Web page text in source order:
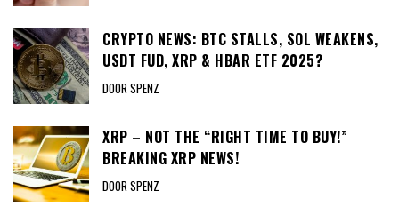
CRYPTO NEWS: BTC STALLS, SOL WEAKENS,
USDT FUD, XRP & HBAR ETF 2025?
DOOR SPENZ
XRP – NOT THE “RIGHT TIME TO BUY!”
BREAKING XRP NEWS!
DOOR SPENZ